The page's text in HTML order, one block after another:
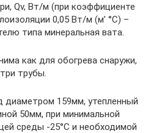
Qv, Вт/м (при коэффициенте
0,05 Вт/м (м’ °С) –
типа минеральная вата.
как для обогрева снаружи,
трубы.
диаметром 159мм, утепленный
50мм, при минимальной
среды -25°С и необходимой